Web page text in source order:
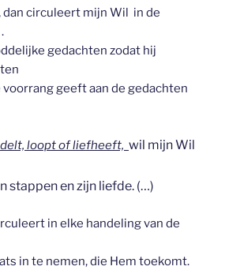
dan circuleert mijn Wil in de
gedachten zodat hij
geeft aan de gedachten
loopt of liefheeft, wil mijn Wil
stappen en zijn liefde. (…)
in elke handeling van de
in te nemen, die Hem toekomt.